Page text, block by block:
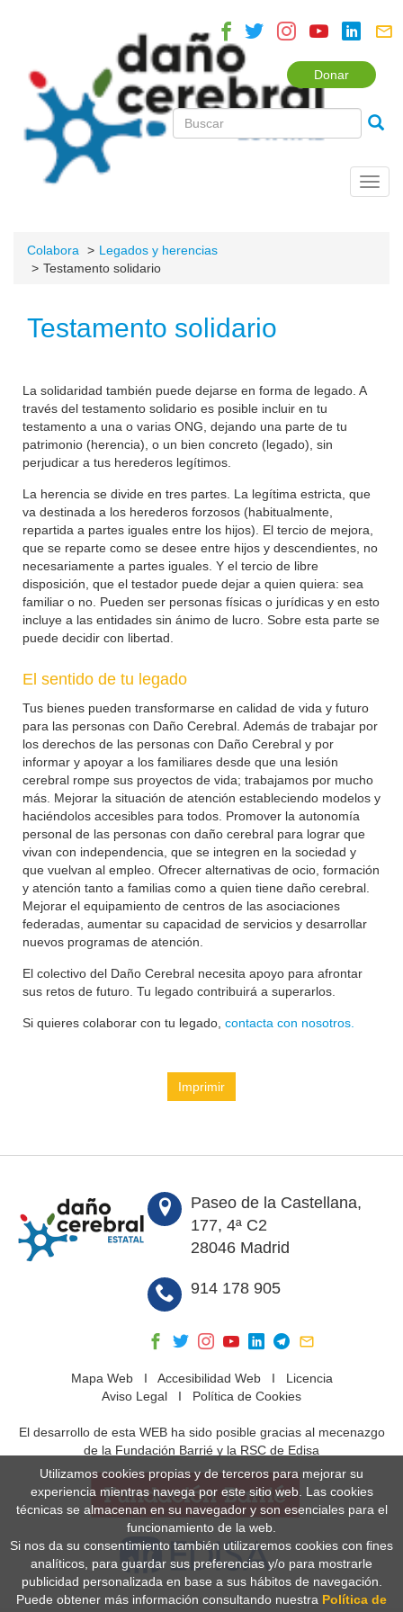
Donar
Colabora
Legados y herencias
Testamento solidario
Testamento solidario
La solidaridad también puede dejarse en forma de legado. A
través del testamento solidario es posible incluir en tu
testamento a una o varias ONG, dejando una parte de tu
patrimonio (herencia), o un bien concreto (legado), sin
perjudicar a tus herederos legítimos.
La herencia se divide en tres partes. La legítima estricta, que
va destinada a los herederos forzosos (habitualmente,
repartida a partes iguales entre los hijos). El tercio de mejora,
que se reparte como se desee entre hijos y descendientes, no
necesariamente a partes iguales. Y el tercio de libre
disposición, que el testador puede dejar a quien quiera: sea
familiar o no. Pueden ser personas físicas o jurídicas y en esto
incluye a las entidades sin ánimo de lucro. Sobre esta parte se
puede decidir con libertad.
El sentido de tu legado
Tus bienes pueden transformarse en calidad de vida y futuro
para las personas con Daño Cerebral. Además de trabajar por
los derechos de las personas con Daño Cerebral y por
informar y apoyar a los familiares desde que una lesión
cerebral rompe sus proyectos de vida; trabajamos por mucho
más. Mejorar la situación de atención estableciendo modelos y
haciéndolos accesibles para todos. Promover la autonomía
personal de las personas con daño cerebral para lograr que
vivan con independencia, que se integren en la sociedad y
que vuelvan al empleo. Ofrecer alternativas de ocio, formación
y atención tanto a familias como a quien tiene daño cerebral.
Mejorar el equipamiento de centros de las asociaciones
federadas, aumentar su capacidad de servicios y desarrollar
nuevos programas de atención.
El colectivo del Daño Cerebral necesita apoyo para afrontar
sus retos de futuro. Tu legado contribuirá a superarlos.
Si quieres colaborar con tu legado, contacta con nosotros.
Imprimir
Paseo de la Castellana,
177, 4ª C2
28046 Madrid
914 178 905
Mapa WebI Accesibilidad WebI Licencia
Aviso Legal I Política de Cookies
El desarrollo de esta WEB ha sido posible gracias al mecenazgo
de la Fundación Barrié y la RSC de Edisa
Utilizamos cookies propias y de terceros para mejorar su
experiencia mientras navega por este sitio web. Las cookies
técnicas se almacenan en su navegador y son esenciales para el
funcionamiento de la web.
Si nos da su consentimiento también utilizaremos cookies con fines
analíticos, para guardar sus preferencias y/o para mostrarle
publicidad personalizada en base a sus hábitos de navegación.
Puede obtener más información consultando nuestra Política de